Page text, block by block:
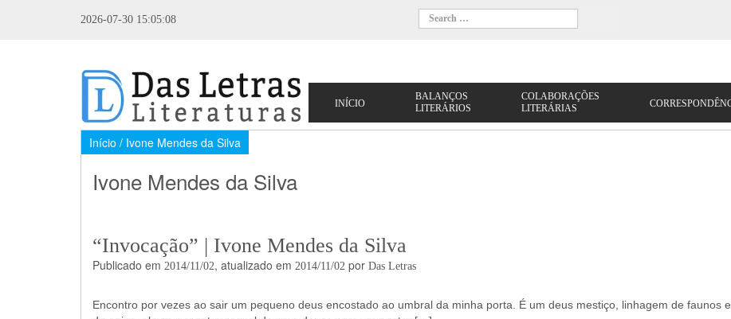
2026-07-30 15:05:08
Início / Ivone Mendes da Silva
Ivone Mendes da Silva
“Invocação” | Ivone Mendes da Silva
Publicado em 2014/11/02, atualizado em 2014/11/02por Das Letras
Encontro por vezes ao sair um pequeno deus encostado ao umbral da minha porta. É um deus mestiço, linhagem de faunos e